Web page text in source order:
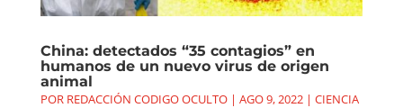
China: detectados “35 contagios” en
humanos de un nuevo virus de origen
animal
POR REDACCIÓN CODIGO OCULTO| AGO 9, 2022| CIENCIA